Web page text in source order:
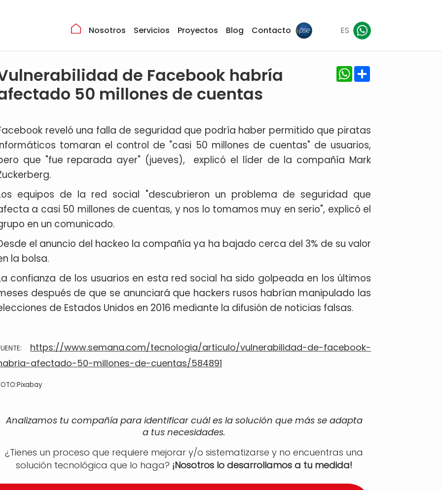
Nosotros Servicios Proyectos Blog Contacto ES
de Facebook habría
50 millones de cuentas
WhatsApp
reveló una falla de seguridad que podría haber permitido que piratas
tomaran el control de "casi 50 millones de cuentas" de usuarios,
que "fue reparada ayer" (jueves), explicó el líder de la compañía Mark
equipos de la red social "descubrieron un problema de seguridad que
a casi 50 millones de cuentas, y nos lo tomamos muy en serio", explicó el
en un comunicado.
el anuncio del hackeo la compañía ya ha bajado cerca del 3% de su valor
la bolsa.
confianza de los usuarios en esta red social ha sido golpeada en los últimos
después de que se anunciará que hackers rusos habrían manipulado las
de Estados Unidos en 2016 mediante la difusión de noticias falsas.
https://www.semana.com/tecnologia/articulo/vulnerabilidad-de-facebook-
afectado-50-millones-de-cuentas/584891
Analizamos tu compañía para identificar cuál es la solución que más se adapta
a tus necesidades.
¿Tienes un proceso que requiere mejorar y/o sistematizarse y no encuentras una
solución tecnológica que lo haga? ¡Nosotros lo desarrollamos a tu medida!